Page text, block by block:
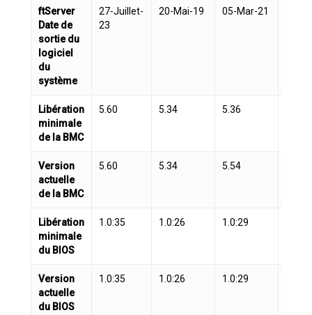
ftServer
Date de
sortie du
logiciel
du
système
27-Juillet-
23
20-Mai-19 05-Mar-21
Libération
minimale
de la BMC
5.60 5.34 5.36
Version
actuelle
de la BMC
5.60 5.34 5.54
Libération
minimale
du BIOS
1.0:35 1.0:26 1.0:29
Version
actuelle
du BIOS
1.0:35 1.0:26 1.0:29